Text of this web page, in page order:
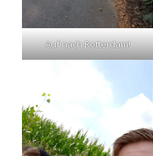
Auf nach Rotterdam!